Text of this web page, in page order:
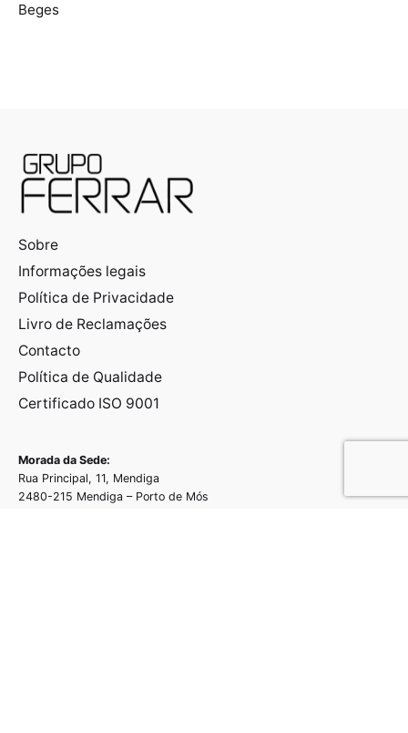
Beges
Sobre
Informações legais
Política de Privacidade
Livro de Reclamações
Contacto
Política de Qualidade
Certificado ISO 9001
Morada da Sede:
Rua Principal, 11, Mendiga
2480-215 Mendiga – Porto de Mós